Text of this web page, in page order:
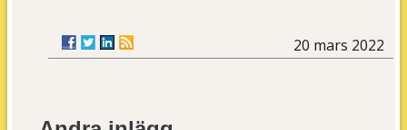
20 mars 2022